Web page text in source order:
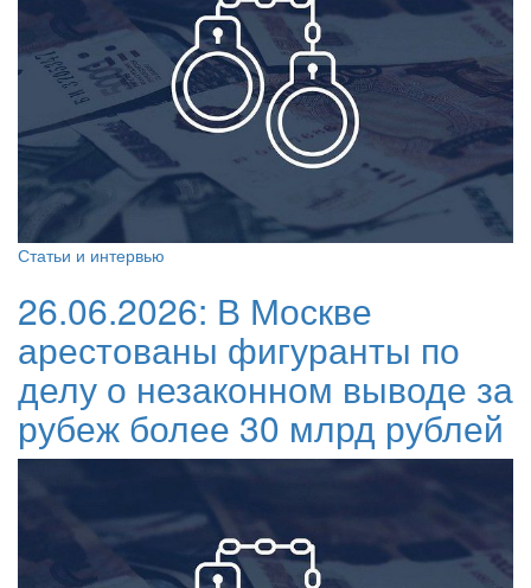
Статьи и интервью
26.06.2026: В Москве
арестованы фигуранты по
делу о незаконном выводе за
рубеж более 30 млрд рублей